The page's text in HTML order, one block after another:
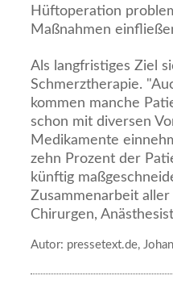
Hüftoperation
Maßnahmen
Als langfristiges Ziel
Schmerztherapie.
kommen manche
schon mit diversen
Medikamente
zehn Prozent der
künftig
Zusammenarbeit
Chirurgen,
Autor: pressetext.de,